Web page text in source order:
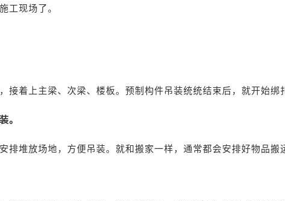
工现场了。
接着上主梁、次梁、楼板。预制构件吊装统统结束后，就开始绑
。
堆放场地，方便吊装。就和搬家一样，通常都会安排好物品搬